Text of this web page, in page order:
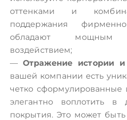
оттенками и
поддержания
обладают мощным
воздействием;
— Отражение истории и
вашей компании есть
четко сформулированные
элегантно воплотить в
покрытия. Это может